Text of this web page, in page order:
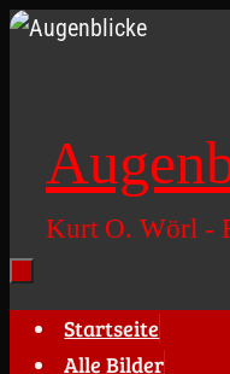
Zum
Kurt O. Wörl -
Zum
Inhalt
Startseite
Alle Bilder